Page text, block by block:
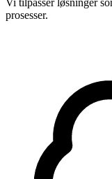
prosesser.